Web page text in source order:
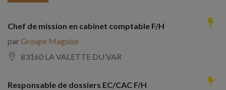
Chef de mission en cabinet comptable F/H
parGroupe Maguise
83160 LA VALETTE DU VAR
Responsable de dossiers EC/CAC F/H